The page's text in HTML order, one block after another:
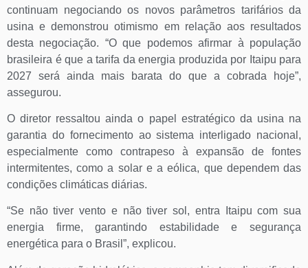
continuam negociando os novos parâmetros tarifários da
usina e demonstrou otimismo em relação aos resultados
desta negociação. “O que podemos afirmar à população
brasileira é que a tarifa da energia produzida por Itaipu para
2027 será ainda mais barata do que a cobrada hoje”,
assegurou.
O diretor ressaltou ainda o papel estratégico da usina na
garantia do fornecimento ao sistema interligado nacional,
especialmente como contrapeso à expansão de fontes
intermitentes, como a solar e a eólica, que dependem das
condições climáticas diárias.
“Se não tiver vento e não tiver sol, entra Itaipu com sua
energia firme, garantindo estabilidade e segurança
energética para o Brasil”, explicou.